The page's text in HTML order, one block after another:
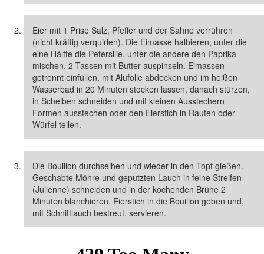
Eier mit 1 Prise Salz, Pfeffer und der Sahne verrühren
(nicht kräftig verquirlen). Die Eimasse halbieren; unter die
eine Hälfte die Petersilie, unter die andere den Paprika
mischen. 2 Tassen mit Butter auspinseln. Eimassen
getrennt einfüllen, mit Alufolie abdecken und im heißen
Wasserbad in 20 Minuten stocken lassen, danach stürzen,
in Scheiben schneiden und mit kleinen Ausstechern
Formen ausstechen oder den Eierstich in Rauten oder
Würfel teilen.
Die Bouillon durchseihen und wieder in den Topf gießen.
Geschabte Möhre und geputzten Lauch in feine Streifen
(Julienne) schneiden und in der kochenden Brühe 2
Minuten blanchieren. Eierstich in die Bouillon geben und,
mit Schnittlauch bestreut, servieren.